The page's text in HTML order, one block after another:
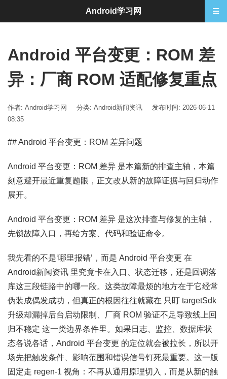
Android 平台变更：ROM 差
异：厂商 ROM 适配修复重点
作者: Android学习网 分类: Android新闻资讯
发布时间: 2026-06-11
08:35
## Android 平台变更：ROM 差异问题
Android 平台变更：ROM 差异 是本篇新的排查主轴，本篇
刻意避开最近重复题眼，正文改从新的故障证据与回归动作
展开。
Android 平台变更：ROM 差异 是这次排查与修复的主轴，
先锁故障入口，再给方案、代码和验证命令。
我先看的不是‘哪里报错’，而是 Android 平台变更 在
Android新闻资讯 里究竟卡在入口、状态迁移，还是回调落
库这三段链路中的哪一段。这类故障最烦的地方在于它经常
伪装成偶发成功，但真正的根因往往就藏在 只盯 targetSdk
升级却漏掉后台启动限制、厂商 ROM 验证不足导致线上回
归不稳定 这一类边界条件里。如果日志、监控、数据库状
态各说各话，Android 平台变更 的定位就会被拉长，所以开
场先把触发条件、影响范围和错误信号钉死最重要。这一版
固定走 regen-1 视角：不再从通用原理切入，而是从新的触
Android学习网